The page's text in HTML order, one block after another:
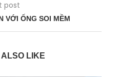
post
VỚI ỐNG SOI MỀM
LIKE